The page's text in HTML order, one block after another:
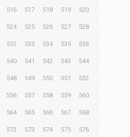
516 517 518 519 520
524 525 526 527 528
532 533 534 535 536
540 541 542 543 544
548 549 550 551 552
556 557 558 559 560
564 565 566 567 568
572 573 574 575 576